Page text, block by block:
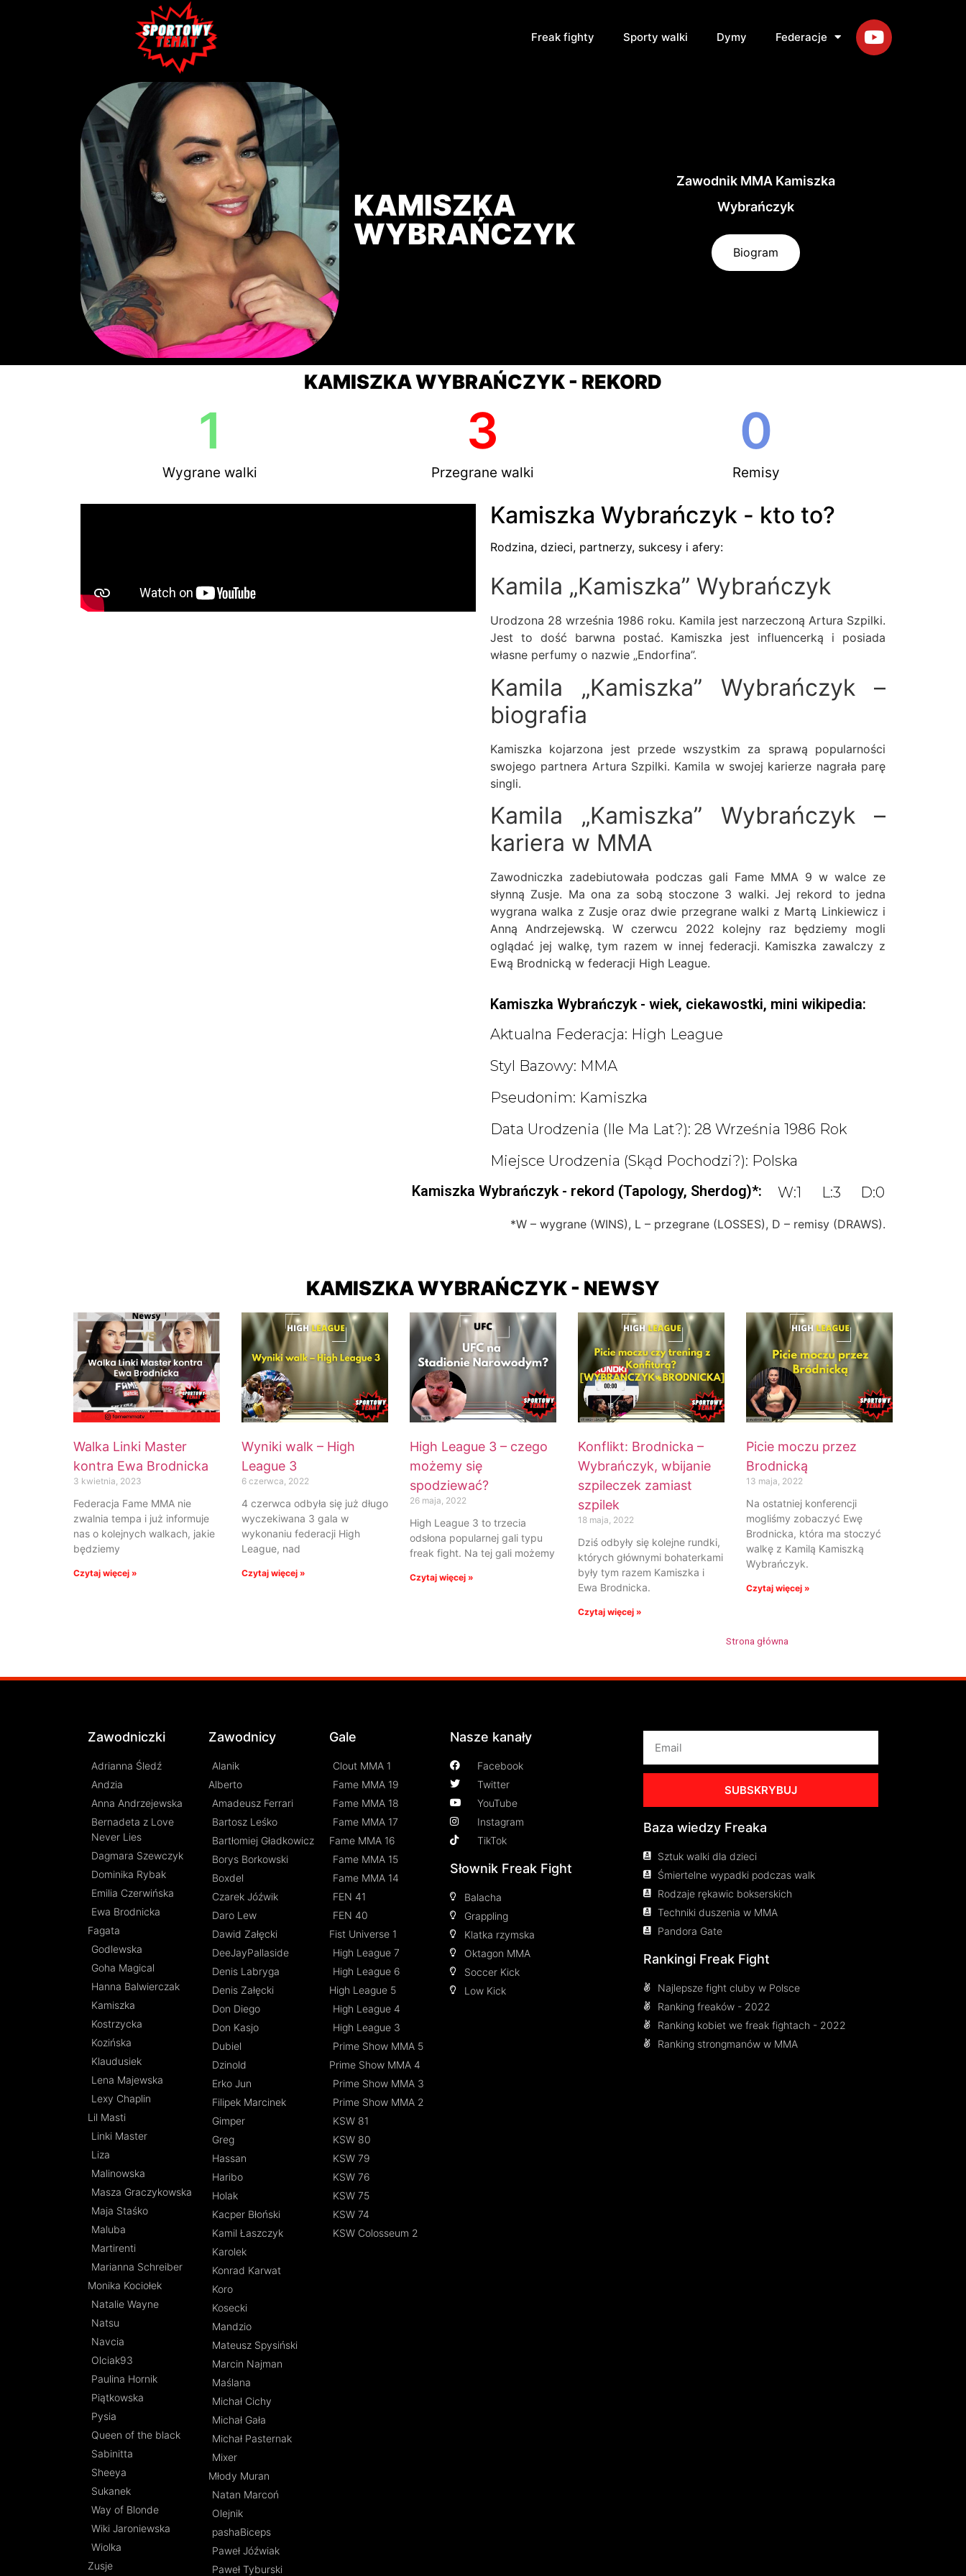
Freak fighty Sporty walki Dymy Federacje
KAMISZKA
WYBRAŃCZYK
Zawodnik MMA Kamiszka
Wybrańczyk
Biogram
KAMISZKA WYBRAŃCZYK - REKORD
Wygrane walki
1
Przegrane walki
3
Remisy
0
Kamiszka Wybrańczyk - kto to?
Rodzina, dzieci, partnerzy, sukcesy i afery:
Kamila „Kamiszka” Wybrańczyk
Urodzona 28 września 1986 roku. Kamila jest narzeczoną Artura Szpilki.
Jest to dość barwna postać. Kamiszka jest influencerką i posiada
własne perfumy o nazwie „Endorfina”.
Kamila „Kamiszka” Wybrańczyk –
biografia
Kamiszka kojarzona jest przede wszystkim za sprawą popularności
swojego partnera Artura Szpilki. Kamila w swojej karierze nagrała parę
singli.
Kamila „Kamiszka” Wybrańczyk –
kariera w MMA
Zawodniczka zadebiutowała podczas gali Fame MMA 9 w walce ze
słynną Zusje. Ma ona za sobą stoczone 3 walki. Jej rekord to jedna
wygrana walka z Zusje oraz dwie przegrane walki z Martą Linkiewicz i
Anną Andrzejewską. W czerwcu 2022 kolejny raz będziemy mogli
oglądać jej walkę, tym razem w innej federacji. Kamiszka zawalczy z
Ewą Brodnicką w federacji High League.
Kamiszka Wybrańczyk - wiek, ciekawostki, mini wikipedia:
Aktualna Federacja: High League
Styl Bazowy: MMA
Pseudonim: Kamiszka
Data Urodzenia (ile Ma Lat?): 28 Września 1986 Rok
Miejsce Urodzenia (skąd Pochodzi?): Polska
Kamiszka Wybrańczyk - rekord (Tapology, Sherdog)*:
W:1 L:3 D:0
*W – wygrane (WINS), L – przegrane (LOSSES), D – remisy (DRAWS).
KAMISZKA WYBRAŃCZYK - NEWSY
Walka Linki Master
kontra Ewa Brodnicka
3 kwietnia, 2023
Federacja Fame MMA nie
zwalnia tempa i już informuje
nas o kolejnych walkach, jakie
będziemy
Czytaj więcej »
Wyniki walk – High
League 3
6 czerwca, 2022
4 czerwca odbyła się już długo
wyczekiwana 3 gala w
wykonaniu federacji High
League, nad
Czytaj więcej »
High League 3 – czego
możemy się
spodziewać?
26 maja, 2022
High League 3 to trzecia
odsłona popularnej gali typu
freak fight. Na tej gali możemy
Czytaj więcej »
Konflikt: Brodnicka –
Wybrańczyk, wbijanie
szpileczek zamiast
szpilek
18 maja, 2022
Dziś odbyły się kolejne rundki,
których głównymi bohaterkami
były tym razem Kamiszka i
Ewa Brodnicka.
Czytaj więcej »
Picie moczu przez
Brodnicką
13 maja, 2022
Na ostatniej konferencji
mogliśmy zobaczyć Ewę
Brodnicka, która ma stoczyć
walkę z Kamilą Kamiszką
Wybrańczyk.
Czytaj więcej »
Strona główna
Zawodniczki
Adrianna Śledź
Andzia
Anna Andrzejewska
Bernadeta z Love
Never Lies
Dagmara Szewczyk
Dominika Rybak
Emilia Czerwińska
Ewa Brodnicka
Fagata
Godlewska
Goha Magical
Hanna Balwierczak
Kamiszka
Kostrzycka
Kozińska
Klaudusiek
Lena Majewska
Lexy Chaplin
Lil Masti
Linki Master
Liza
Malinowska
Masza Graczykowska
Maja Staśko
Maluba
Martirenti
Marianna Schreiber
Monika Kociołek
Natalie Wayne
Natsu
Navcia
Olciak93
Paulina Hornik
Piątkowska
Pysia
Queen of the black
Sabinitta
Sheeya
Sukanek
Way of Blonde
Wiki Jaroniewska
Wiolka
Zusje
Zawodnicy
Alanik
Alberto
Amadeusz Ferrari
Bartosz Leśko
Bartłomiej Gładkowicz
Borys Borkowski
Boxdel
Czarek Jóźwik
Daro Lew
Dawid Załęcki
DeeJayPallaside
Denis Labryga
Denis Załęcki
Don Diego
Don Kasjo
Dubiel
Dzinold
Erko Jun
Filipek Marcinek
Gimper
Greg
Hassan
Haribo
Holak
Kacper Błoński
Kamil Łaszczyk
Karolek
Konrad Karwat
Koro
Kosecki
Mandzio
Mateusz Spysiński
Marcin Najman
Maślana
Michał Cichy
Michał Gała
Michał Pasternak
Mixer
Młody Muran
Natan Marcoń
Olejnik
pashaBiceps
Paweł Jóźwiak
Paweł Tyburski
Gale
Clout MMA 1
Fame MMA 19
Fame MMA 18
Fame MMA 17
Fame MMA 16
Fame MMA 15
Fame MMA 14
FEN 41
FEN 40
Fist Universe 1
High League 7
High League 6
High League 5
High League 4
High League 3
Prime Show MMA 5
Prime Show MMA 4
Prime Show MMA 3
Prime Show MMA 2
KSW 81
KSW 80
KSW 79
KSW 76
KSW 75
KSW 74
KSW Colosseum 2
Nasze kanały
Facebook
Twitter
YouTube
Instagram
TikTok
Słownik Freak Fight
Balacha
Grappling
Klatka rzymska
Oktagon MMA
Soccer Kick
Low Kick
SUBSKRYBUJ
Baza wiedzy Freaka
Sztuk walki dla dzieci
Śmiertelne wypadki podczas walk
Rodzaje rękawic bokserskich
Techniki duszenia w MMA
Pandora Gate
Rankingi Freak Fight
Najlepsze fight cluby w Polsce
Ranking freaków - 2022
Ranking kobiet we freak fightach - 2022
Ranking strongmanów w MMA